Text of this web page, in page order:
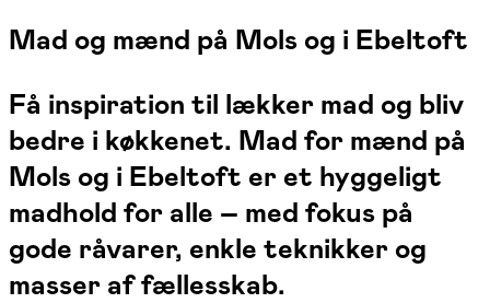
Mad og mænd på Mols og i Ebeltoft
Få inspiration til lækker mad og bliv
bedre i køkkenet. Mad for mænd på
Mols og i Ebeltoft er et hyggeligt
madhold for alle – med fokus på
gode råvarer, enkle teknikker og
masser af fællesskab.